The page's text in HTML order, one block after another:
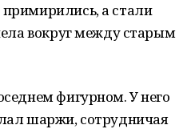
а стали
вокруг между старым
фигурном. У него
шаржи, сотрудничая